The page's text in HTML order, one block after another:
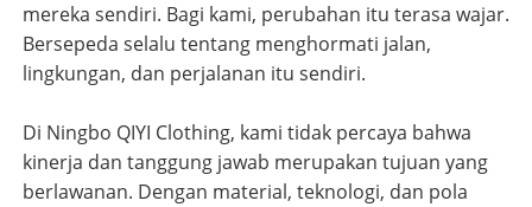
mereka sendiri. Bagi kami, perubahan itu terasa wajar.
Bersepeda selalu tentang menghormati jalan,
lingkungan, dan perjalanan itu sendiri.
Di Ningbo QIYI Clothing, kami tidak percaya bahwa
kinerja dan tanggung jawab merupakan tujuan yang
berlawanan. Dengan material, teknologi, dan pola